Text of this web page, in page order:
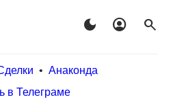
dark_mode account_circle search
• Анаконда
в Телеграме